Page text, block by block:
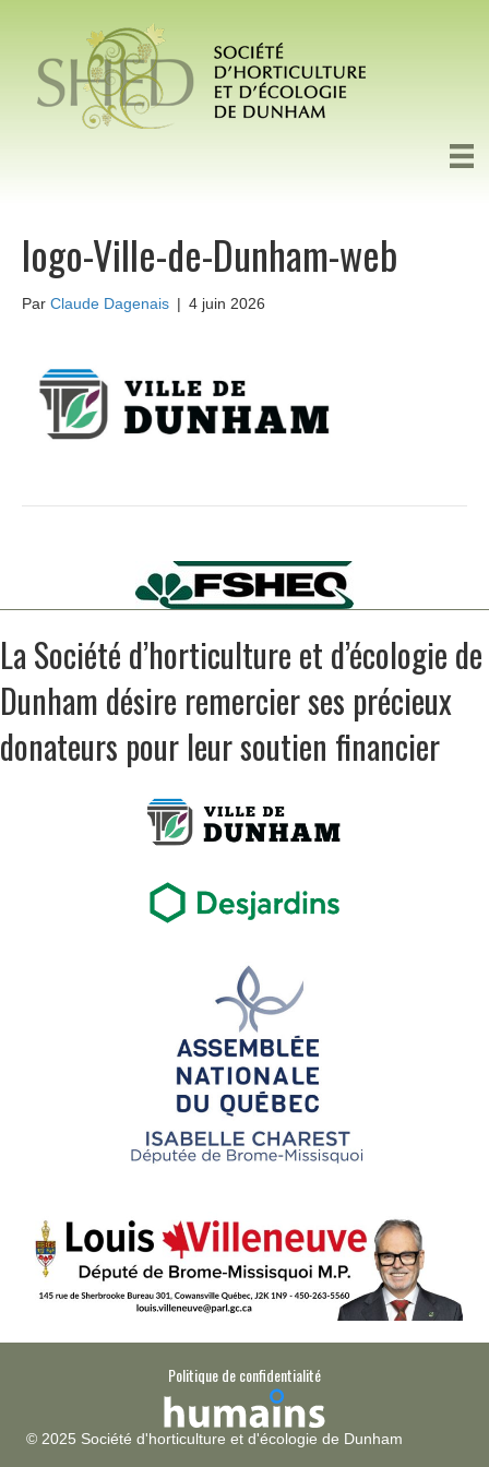
logo-Ville-de-Dunham-web
Par Claude Dagenais | 4 juin 2026
La Société d’horticulture et d’écologie de
Dunham désire remercier ses précieux
donateurs pour leur soutien financier
Politique de confidentialité
© 2025 Société d'horticulture et d'écologie de Dunham